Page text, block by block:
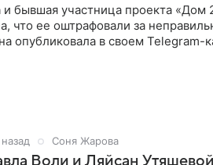
бывшая участница проекта «Дом
что ее оштрафовали за
опубликовала в своем Telegram-
Соня Жарова
Воли и Ляйсан